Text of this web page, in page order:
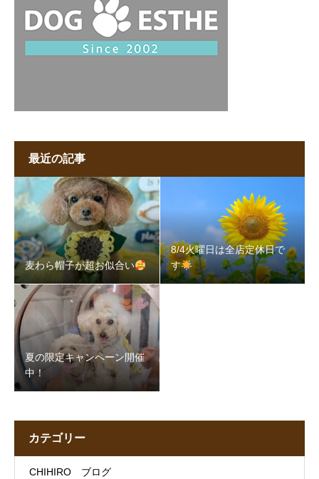
最近の記事
麦わら帽子が超お似合い
8/4火曜日は全店定休日で
す
夏の限定キャンペーン開催
中！
カテゴリー
CHIHIRO ブログ